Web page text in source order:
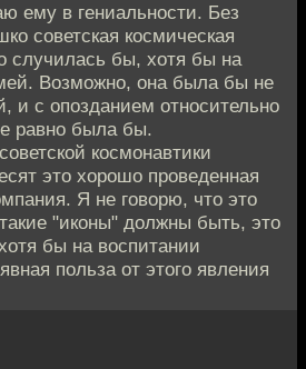
ему в гениальности. Без
советская космическая
случилась бы, хотя бы на
Возможно, она была бы не
и с опозданием относительно
равно была бы.
космонавтики
это хорошо проведенная
Я не говорю, что это
"иконы" должны быть, это
бы на воспитании
польза от этого явления